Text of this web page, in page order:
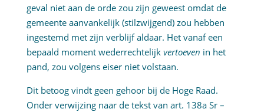
geval niet aan de orde zou zijn geweest omdat de
gemeente aanvankelijk (stilzwijgend) zou hebben
ingestemd met zijn verblijf aldaar. Het vanaf een
bepaald moment wederrechtelijk vertoeven in het
pand, zou volgens eiser niet volstaan.
Dit betoog vindt geen gehoor bij de Hoge Raad.
Onder verwijzing naar de tekst van art. 138a Sr –